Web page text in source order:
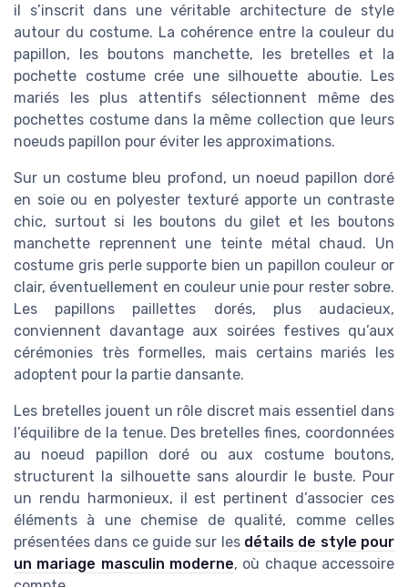
il s’inscrit dans une véritable architecture de style
autour du costume. La cohérence entre la couleur du
papillon, les boutons manchette, les bretelles et la
pochette costume crée une silhouette aboutie. Les
mariés les plus attentifs sélectionnent même des
pochettes costume dans la même collection que leurs
noeuds papillon pour éviter les approximations.
Sur un costume bleu profond, un noeud papillon doré
en soie ou en polyester texturé apporte un contraste
chic, surtout si les boutons du gilet et les boutons
manchette reprennent une teinte métal chaud. Un
costume gris perle supporte bien un papillon couleur or
clair, éventuellement en couleur unie pour rester sobre.
Les papillons paillettes dorés, plus audacieux,
conviennent davantage aux soirées festives qu’aux
cérémonies très formelles, mais certains mariés les
adoptent pour la partie dansante.
Les bretelles jouent un rôle discret mais essentiel dans
l’équilibre de la tenue. Des bretelles fines, coordonnées
au noeud papillon doré ou aux costume boutons,
structurent la silhouette sans alourdir le buste. Pour
un rendu harmonieux, il est pertinent d’associer ces
éléments à une chemise de qualité, comme celles
présentées dans ce guide sur les détails de style pour
un mariage masculin moderne, où chaque accessoire